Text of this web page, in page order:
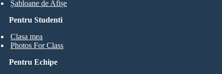
Pentru Studenti
Clasa mea
Photos For Class
Șabloane de Afișe
Pentru Echipe